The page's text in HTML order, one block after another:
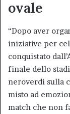
ovale
“Dopo aver
iniziative per
conquistato
finale dello
neroverdi sulla
misto ad
match che non